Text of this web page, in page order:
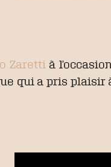
Zaretti à
qui a pris